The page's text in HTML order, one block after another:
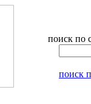
поиск по
поиск